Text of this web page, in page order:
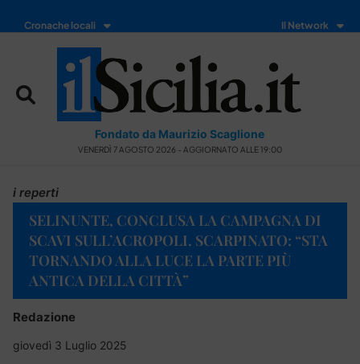
Cronache locali Il Network
Fondato da Maurizio Scaglione
VENERDÌ 7 AGOSTO 2026 - AGGIORNATO ALLE 19:00
i reperti
SELINUNTE, CONCLUSA LA CAMPAGNA DI
SCAVI SULL’ACROPOLI. SCARPINATO: “STA
TORNANDO ALLA LUCE LA PARTE PIÙ
ANTICA DELLA CITTÀ”
Redazione
giovedì 3 Luglio 2025